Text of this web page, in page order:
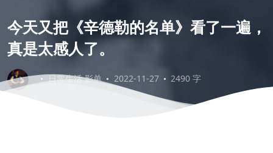
今天又把《辛德勒的名单》看了一遍，
真是太感人了。
日常生活 影单 2022-11-27 2490 字